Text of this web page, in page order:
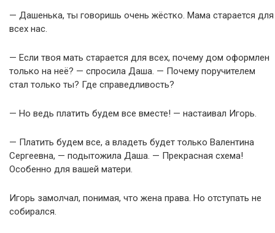
— Дашенька, ты говоришь очень жёстко. Мама старается для
всех нас.
— Если твоя мать старается для всех, почему дом оформлен
только на неё? — спросила Даша. — Почему поручителем
стал только ты? Где справедливость?
— Но ведь платить будем все вместе! — настаивал Игорь.
— Платить будем все, а владеть будет только Валентина
Сергеевна, — подытожила Даша. — Прекрасная схема!
Особенно для вашей матери.
Игорь замолчал, понимая, что жена права. Но отступать не
собирался.